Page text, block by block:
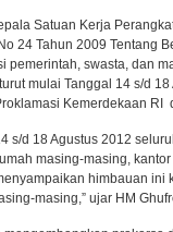
Satuan Kerja
24 Tahun 2009 Tentang
pemerintah, swasta, dan
mulai Tanggal 14 s/d
Kemerdekaan RI
s/d 18 Agustus 2012
masing-masing,
himbauan ini
masing,” ujar HM